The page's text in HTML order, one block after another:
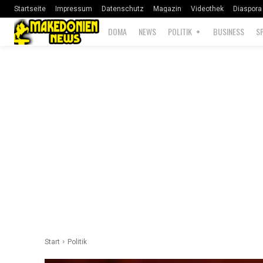
Startseite Impressum Datenschutz Magazin Videothek Diaspora
DOMA NEWS POLITIK BUSINESS
Start Politik